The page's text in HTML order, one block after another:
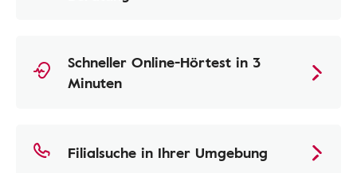
Schneller Online-Hörtest in 3
Minuten
Filialsuche in Ihrer Umgebung